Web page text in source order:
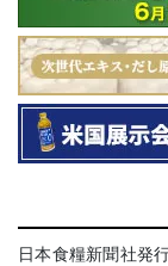
日本食糧新聞社発